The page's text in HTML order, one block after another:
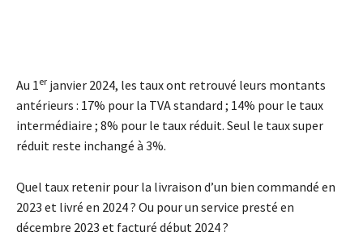
Au 1 er janvier 2024, les taux ont retrouvé leurs montants
antérieurs : 17% pour la TVA standard ; 14% pour le taux
intermédiaire ; 8% pour le taux réduit. Seul le taux super
réduit reste inchangé à 3%.
Quel taux retenir pour la livraison d’un bien commandé en
2023 et livré en 2024 ? Ou pour un service presté en
décembre 2023 et facturé début 2024 ?